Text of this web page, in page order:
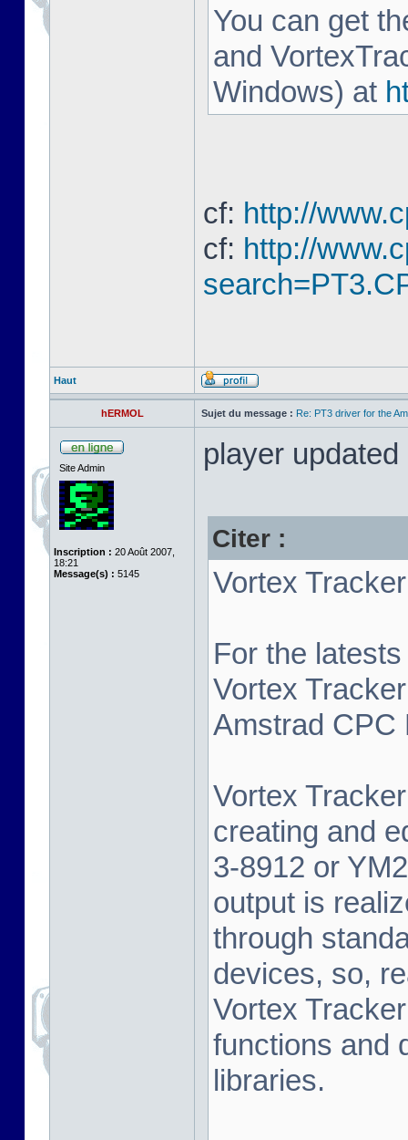
You can get
and
Windows) at
cf: http://
cf: http://
Haut
hERMOL Sujet du message : Re: PT3 driver for the
Site Admin
Inscription : 20 Août 2007,
18:21
Message(s) : 5145
player
Citer :
Vortex
For the
Vortex
Amstrad CPC
Vortex
creating and
3-8912 or
output is
through
devices, so,
Vortex
functions and
libraries.